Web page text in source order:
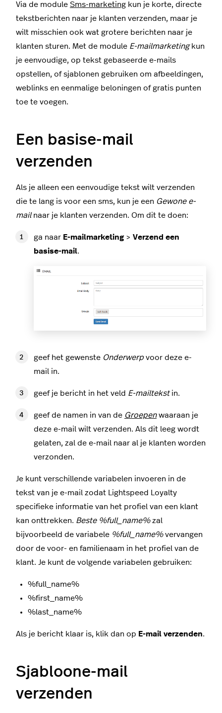
Via de module Sms-marketing kun je korte, directe
tekstberichten naar je klanten verzenden, maar je
wilt misschien ook wat grotere berichten naar je
klanten sturen. Met de module E-mailmarketingkun
je eenvoudige, op tekst gebaseerde e-mails
opstellen, of sjablonen gebruiken om afbeeldingen,
weblinks en eenmalige beloningen of gratis punten
toe te voegen.
Een basise-mail
verzenden
Als je alleen een eenvoudige tekst wilt verzenden
die te lang is voor een sms, kun je een Gewone e-
mailnaar je klanten verzenden. Om dit te doen:
ga naar E-mailmarketing> Verzend een
basise-mail.
geef het gewenste Onderwerp voor deze e-
mail in.
geef je bericht in het veld E-mailtekstin.
geef de namen in van de Groepenwaaraan je
deze e-mail wilt verzenden. Als dit leeg wordt
gelaten, zal de e-mail naar al je klanten worden
verzonden.
Je kunt verschillende variabelen invoeren in de
tekst van je e-mail zodat Lightspeed Loyalty
specifieke informatie van het profiel van een klant
kan onttrekken. Beste %full_name%zal
bijvoorbeeld de variabele %full_name%vervangen
door de voor- en familienaam in het profiel van de
klant. Je kunt de volgende variabelen gebruiken:
%full_name%
%first_name%
%last_name%
Als je bericht klaar is, klik dan op E-mail verzenden.
Sjabloone-mail
verzenden